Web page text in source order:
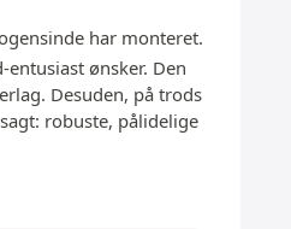
har monteret.
ønsker. Den
Desuden, på trods
robuste, pålidelige